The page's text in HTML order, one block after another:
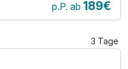
p.P. ab 189€
3 Tage